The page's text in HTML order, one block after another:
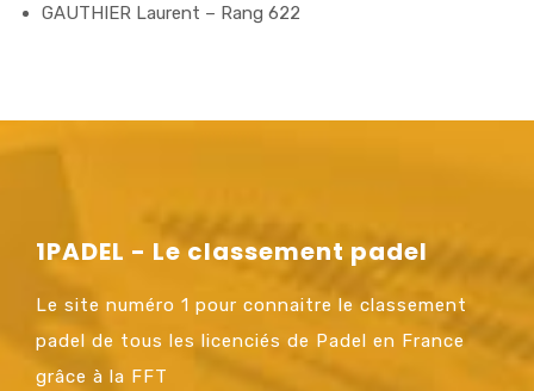
GAUTHIER Laurent – Rang 622
1PADEL - Le classement padel
Le site numéro 1 pour connaitre le classement
padel de tous les licenciés de Padel en France
grâce à la FFT